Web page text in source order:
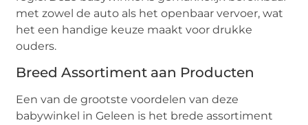
met zowel de auto als het openbaar vervoer, wat
het een handige keuze maakt voor drukke
ouders.
Breed Assortiment aan Producten
Een van de grootste voordelen van deze
babywinkel in Geleen is het brede assortiment